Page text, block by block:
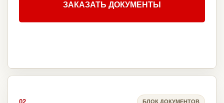
ЗАКАЗАТЬ ДОКУМЕНТЫ
БЛОК ДОКУМЕНТОВ